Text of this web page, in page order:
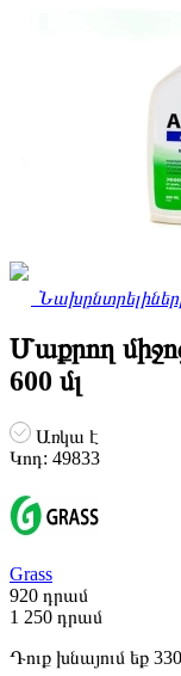
Մաքրող
600 մլ
Առկա է
Կոդ: 49833
Grass
920 դրամ
1 250 դրամ
Դուք խնայում եք